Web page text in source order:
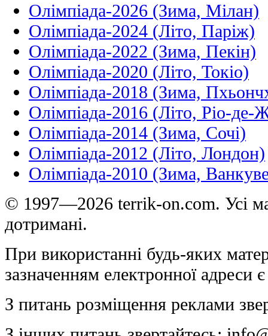
Олімпіада-2026 (Зима, Мілан)
Олімпіада-2024 (Літо, Паріж)
Олімпіада-2022 (Зима, Пекін)
Олімпіада-2020 (Літо, Токіо)
Олімпіада-2018 (Зима,
Олімпіада-2016 (Літо, Ріо-де-
Олімпіада-2014 (Зима, Сочі)
Олімпіада-2012 (Літо, Лондон)
Олімпіада-2010 (Зима,
© 1997—2026 terrik-on.com. Усі
дотримані.
При використанні будь-яких
зазначенням електронної адреси
З питань розміщення реклами